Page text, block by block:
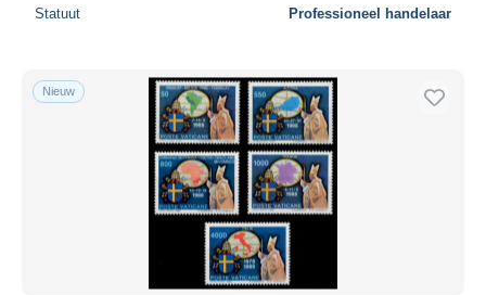
Statuut Professioneel handelaar
Nieuw